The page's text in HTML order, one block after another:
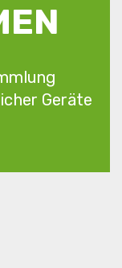
Geräte